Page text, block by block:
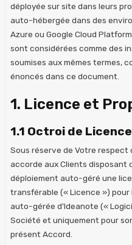
déployée sur site dans leurs
auto-hébergée dans des
Azure ou Google Cloud
sont considérées comme des
soumises aux mêmes termes,
énoncés dans ce document.
1. Licence et
1.1 Octroi de Licence
Sous réserve de Votre respect
accorde aux Clients disposant
déploiement auto-géré une
transférable (« Licence »)
auto-gérée d'Ideanote («
Société et uniquement pour
présent Accord.